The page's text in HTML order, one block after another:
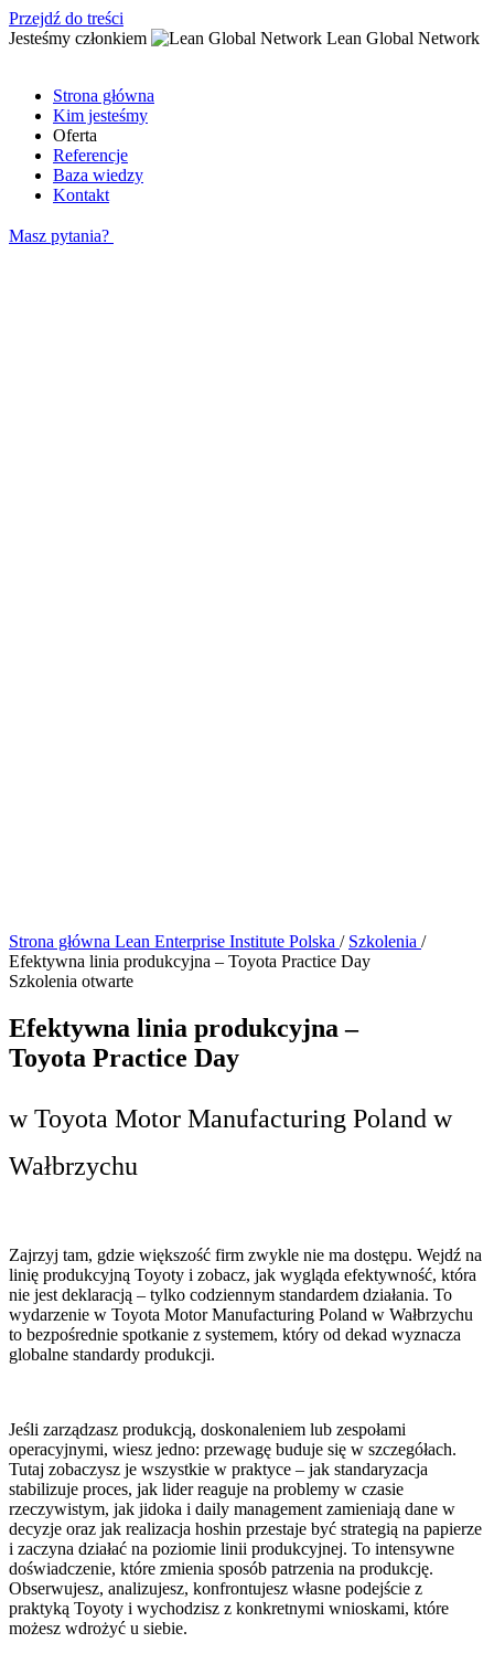
Przejdź do treści
Jesteśmy członkiem
Lean Global Network
Strona główna
Kim jesteśmy
Oferta
Referencje
Baza wiedzy
Kontakt
Masz pytania?
Strona główna Lean Enterprise Institute Polska / Szkolenia /
Efektywna linia produkcyjna – Toyota Practice Day
Szkolenia otwarte
Efektywna linia produkcyjna –
Toyota Practice Day
w Toyota Motor Manufacturing Poland w
Wałbrzychu
Zajrzyj tam, gdzie większość firm zwykle nie ma dostępu. Wejdź na
linię produkcyjną Toyoty i zobacz, jak wygląda efektywność, która
nie jest deklaracją – tylko codziennym standardem działania. To
wydarzenie w Toyota Motor Manufacturing Poland w Wałbrzychu
to bezpośrednie spotkanie z systemem, który od dekad wyznacza
globalne standardy produkcji.
Jeśli zarządzasz produkcją, doskonaleniem lub zespołami
operacyjnymi, wiesz jedno: przewagę buduje się w szczegółach.
Tutaj zobaczysz je wszystkie w praktyce – jak standaryzacja
stabilizuje proces, jak lider reaguje na problemy w czasie
rzeczywistym, jak jidoka i daily management zamieniają dane w
decyzje oraz jak realizacja hoshin przestaje być strategią na papierze
i zaczyna działać na poziomie linii produkcyjnej. To intensywne
doświadczenie, które zmienia sposób patrzenia na produkcję.
Obserwujesz, analizujesz, konfrontujesz własne podejście z
praktyką Toyoty i wychodzisz z konkretnymi wnioskami, które
możesz wdrożyć u siebie.